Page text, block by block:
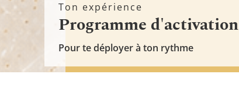
Ton expérience
Programme d'activation
Pour te déployer à ton rythme